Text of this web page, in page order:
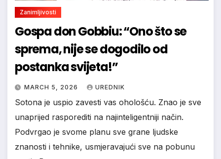
Zanimljivosti
Gospa don Gobbiu: “Ono što se
sprema, nije se dogodilo od
postanka svijeta!”
MARCH 5, 2026 UREDNIK
Sotona je uspio zavesti vas ohološću. Znao je sve
unaprijed rasporediti na najinteligentniji način.
Podvrgao je svome planu sve grane ljudske
znanosti i tehnike, usmjeravajući sve na pobunu